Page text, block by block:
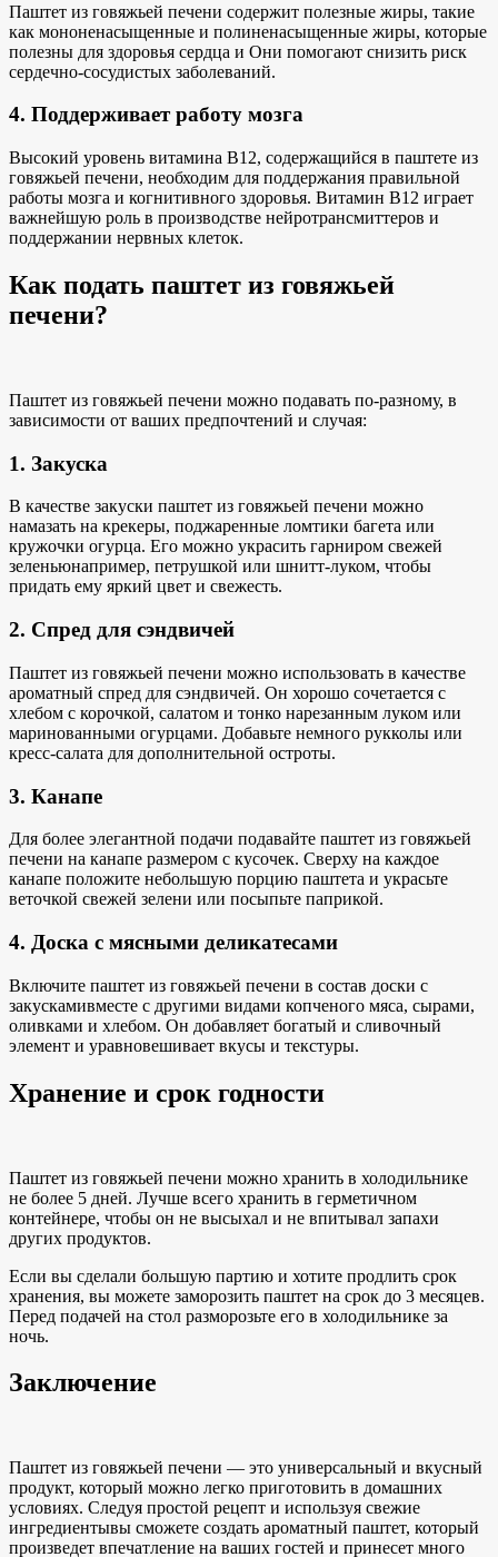
Паштет из говяжьей печени содержит полезные жиры, такие
как мононенасыщенные и полиненасыщенные жиры, которые
полезны для здоровья сердца и Они помогают снизить риск
сердечно-сосудистых заболеваний.
4. Поддерживает работу мозга
Высокий уровень витамина B12, содержащийся в паштете из
говяжьей печени, необходим для поддержания правильной
работы мозга и когнитивного здоровья. Витамин B12 играет
важнейшую роль в производстве нейротрансмиттеров и
поддержании нервных клеток.
Как подать паштет из говяжьей
печени?
Паштет из говяжьей печени можно подавать по-разному, в
зависимости от ваших предпочтений и случая:
1. Закуска
В качестве закуски паштет из говяжьей печени можно
намазать на крекеры, поджаренные ломтики багета или
кружочки огурца. Его можно украсить гарниром свежей
зеленьюнапример, петрушкой или шнитт-луком, чтобы
придать ему яркий цвет и свежесть.
2. Спред для сэндвичей
Паштет из говяжьей печени можно использовать в качестве
ароматный спред для сэндвичей. Он хорошо сочетается с
хлебом с корочкой, салатом и тонко нарезанным луком или
маринованными огурцами. Добавьте немного рукколы или
кресс-салата для дополнительной остроты.
3. Канапе
Для более элегантной подачи подавайте паштет из говяжьей
печени на канапе размером с кусочек. Сверху на каждое
канапе положите небольшую порцию паштета и украсьте
веточкой свежей зелени или посыпьте паприкой.
4. Доска с мясными деликатесами
Включите паштет из говяжьей печени в состав доски с
закускамивместе с другими видами копченого мяса, сырами,
оливками и хлебом. Он добавляет богатый и сливочный
элемент и уравновешивает вкусы и текстуры.
Хранение и срок годности
Паштет из говяжьей печени можно хранить в холодильнике
не более 5 дней. Лучше всего хранить в герметичном
контейнере, чтобы он не высыхал и не впитывал запахи
других продуктов.
Если вы сделали большую партию и хотите продлить срок
хранения, вы можете заморозить паштет на срок до 3 месяцев.
Перед подачей на стол разморозьте его в холодильнике за
ночь.
Заключение
Паштет из говяжьей печени — это универсальный и вкусный
продукт, который можно легко приготовить в домашних
условиях. Следуя простой рецепт и используя свежие
ингредиентывы сможете создать ароматный паштет, который
произведет впечатление на ваших гостей и принесет много